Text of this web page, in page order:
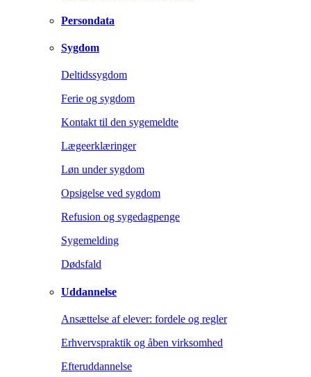
Persondata
Sygdom
Deltidssygdom
Ferie og sygdom
Kontakt til den sygemeldte
Lægeerklæringer
Løn under sygdom
Opsigelse ved sygdom
Refusion og sygedagpenge
Sygemelding
Dødsfald
Uddannelse
Ansættelse af elever: fordele og regler
Erhvervspraktik og åben virksomhed
Efteruddannelse